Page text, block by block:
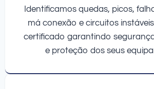
Identificamos quedas, picos,
má conexão e circuitos
certificado garantindo
e proteção dos seus